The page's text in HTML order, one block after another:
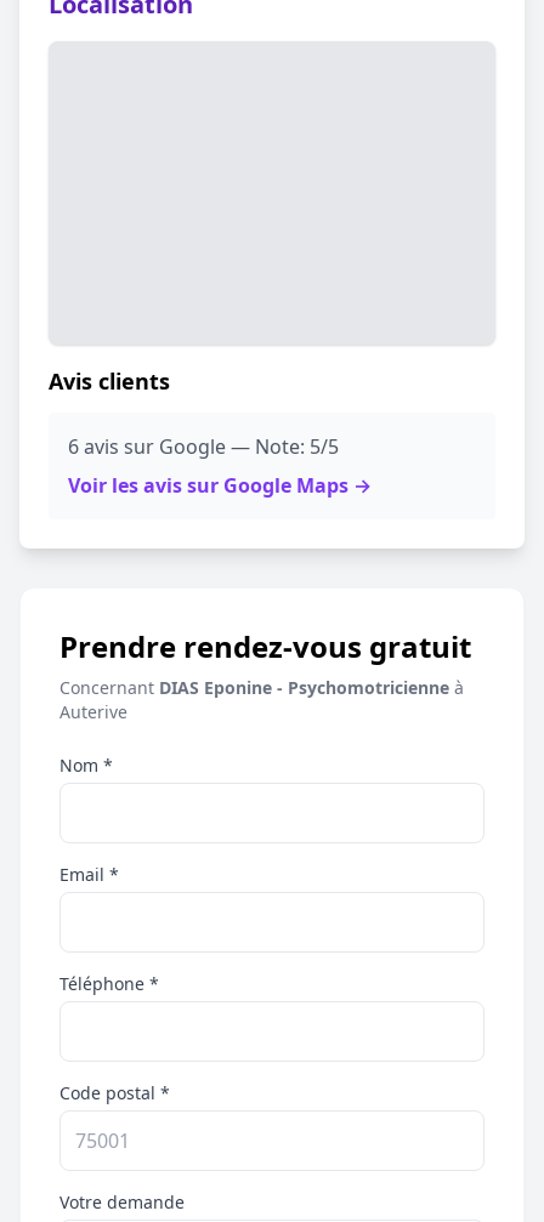
Avis clients
6 avis sur Google — Note: 5/5
Voir les avis sur Google Maps →
Prendre rendez-vous gratuit
Concernant DIAS Eponine - Psychomotricienne à
Auterive
Nom *
Email *
Téléphone *
Code postal *
Votre demande